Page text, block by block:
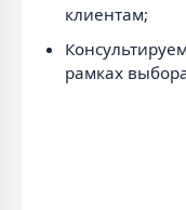
клиентам;
рамках